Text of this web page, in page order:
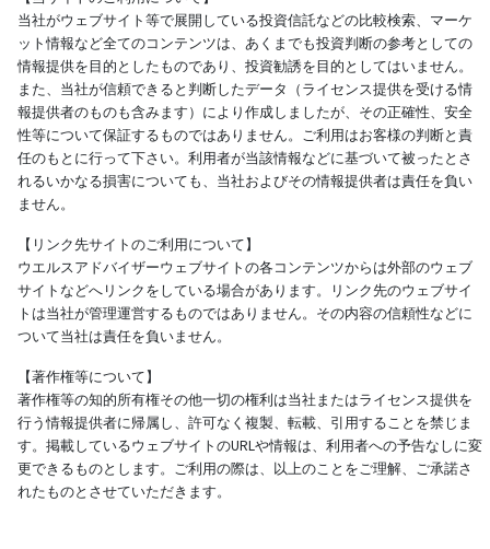
当社がウェブサイト等で展開している投資信託などの比較検索、マーケ
ット情報など全てのコンテンツは、あくまでも投資判断の参考としての
情報提供を目的としたものであり、投資勧誘を目的としてはいません。
また、当社が信頼できると判断したデータ（ライセンス提供を受ける情
報提供者のものも含みます）により作成しましたが、その正確性、安全
性等について保証するものではありません。ご利用はお客様の判断と責
任のもとに行って下さい。利用者が当該情報などに基づいて被ったとさ
れるいかなる損害についても、当社およびその情報提供者は責任を負い
ません。
【リンク先サイトのご利用について】
ウエルスアドバイザーウェブサイトの各コンテンツからは外部のウェブ
サイトなどへリンクをしている場合があります。リンク先のウェブサイ
トは当社が管理運営するものではありません。その内容の信頼性などに
ついて当社は責任を負いません。
【著作権等について】
著作権等の知的所有権その他一切の権利は当社またはライセンス提供を
行う情報提供者に帰属し、許可なく複製、転載、引用することを禁じま
す。掲載しているウェブサイトのURLや情報は、利用者への予告なしに変
更できるものとします。ご利用の際は、以上のことをご理解、ご承諾さ
れたものとさせていただきます。